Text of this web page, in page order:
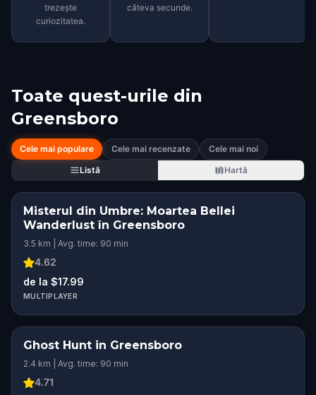
trezește
curiozitatea.
câteva secunde.
Toate quest-urile din
Greensboro
Cele mai populare Cele mai recenzate
Cele mai noi
Listă
Hartă
Misterul din Umbre: Moartea Bellei
Wanderlust în Greensboro
3.5 km | Avg. time: 90 min
4.62
de la $17.99
MULTIPLAYER
Ghost Hunt in Greensboro
2.4 km | Avg. time: 90 min
4.71